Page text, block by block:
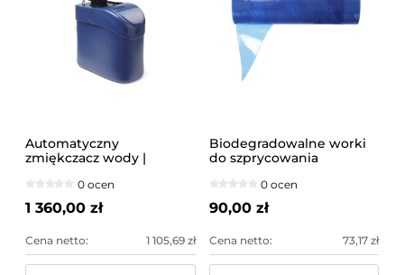
Automatyczny
zmiękczacz wody |
0 ocen
1 360,00 zł
Cena netto: 1 105,69 zł
Biodegradowalne worki
do szprycowania
0 ocen
90,00 zł
Cena netto: 73,17 zł